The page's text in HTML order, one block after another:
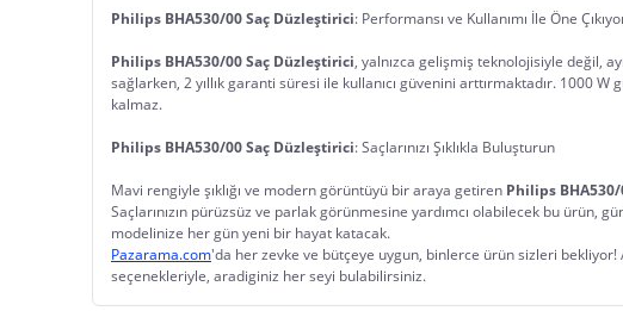
Philips BHA530/00 Saç Düzleştirici: Performansı ve Kullanımı İle Öne
Philips BHA530/00 Saç Düzleştirici, yalnızca gelişmiş teknolojisiyle değil,
sağlarken, 2 yıllık garanti süresi ile kullanıcı güvenini arttırmaktadır. 1000
kalmaz.
Philips BHA530/00 Saç Düzleştirici: Saçlarınızı Şıklıkla Buluşturun
Mavi rengiyle şıklığı ve modern görüntüyü bir araya getiren Philips
Saçlarınızın pürüzsüz ve parlak görünmesine yardımcı olabilecek bu ürün,
modelinize her gün yeni bir hayat katacak.
Pazarama.com'da her zevke ve bütçeye uygun, binlerce ürün sizleri
seçenekleriyle, aradiginiz her seyi bulabilirsiniz.